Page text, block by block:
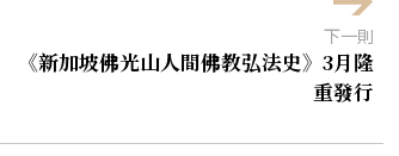
下一則
《新加坡佛光山人間佛教弘法史》3月隆
重發行